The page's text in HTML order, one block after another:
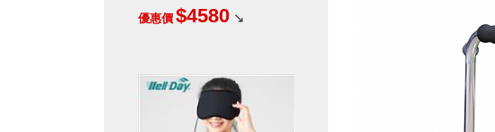
優惠價 $4580↘